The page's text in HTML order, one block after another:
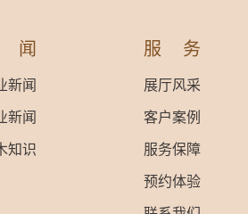
闻
新闻
新闻
知识
服务
展厅风采
客户案例
服务保障
预约体验